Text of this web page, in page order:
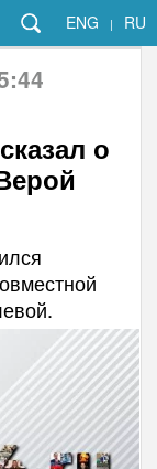
ENG | RU
о